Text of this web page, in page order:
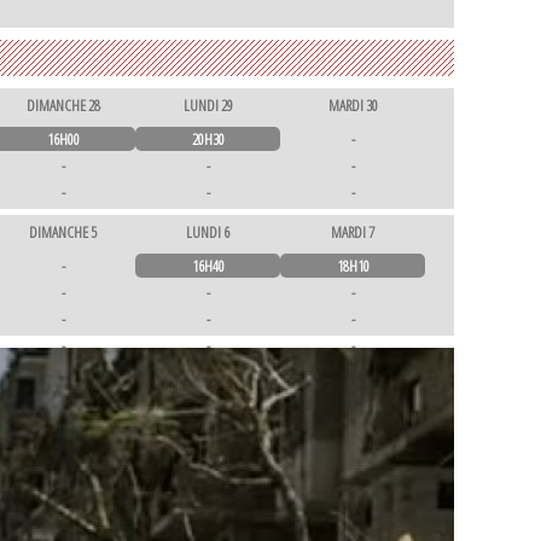
DIMANCHE 28
16H00
-
-
-
-
-
LUNDI 29
20H30
-
-
-
-
-
MARDI 30
-
-
-
-
-
-
DIMANCHE 5
-
-
-
-
-
-
LUNDI 6
16H40
-
-
-
-
-
MARDI 7
18H10
-
-
-